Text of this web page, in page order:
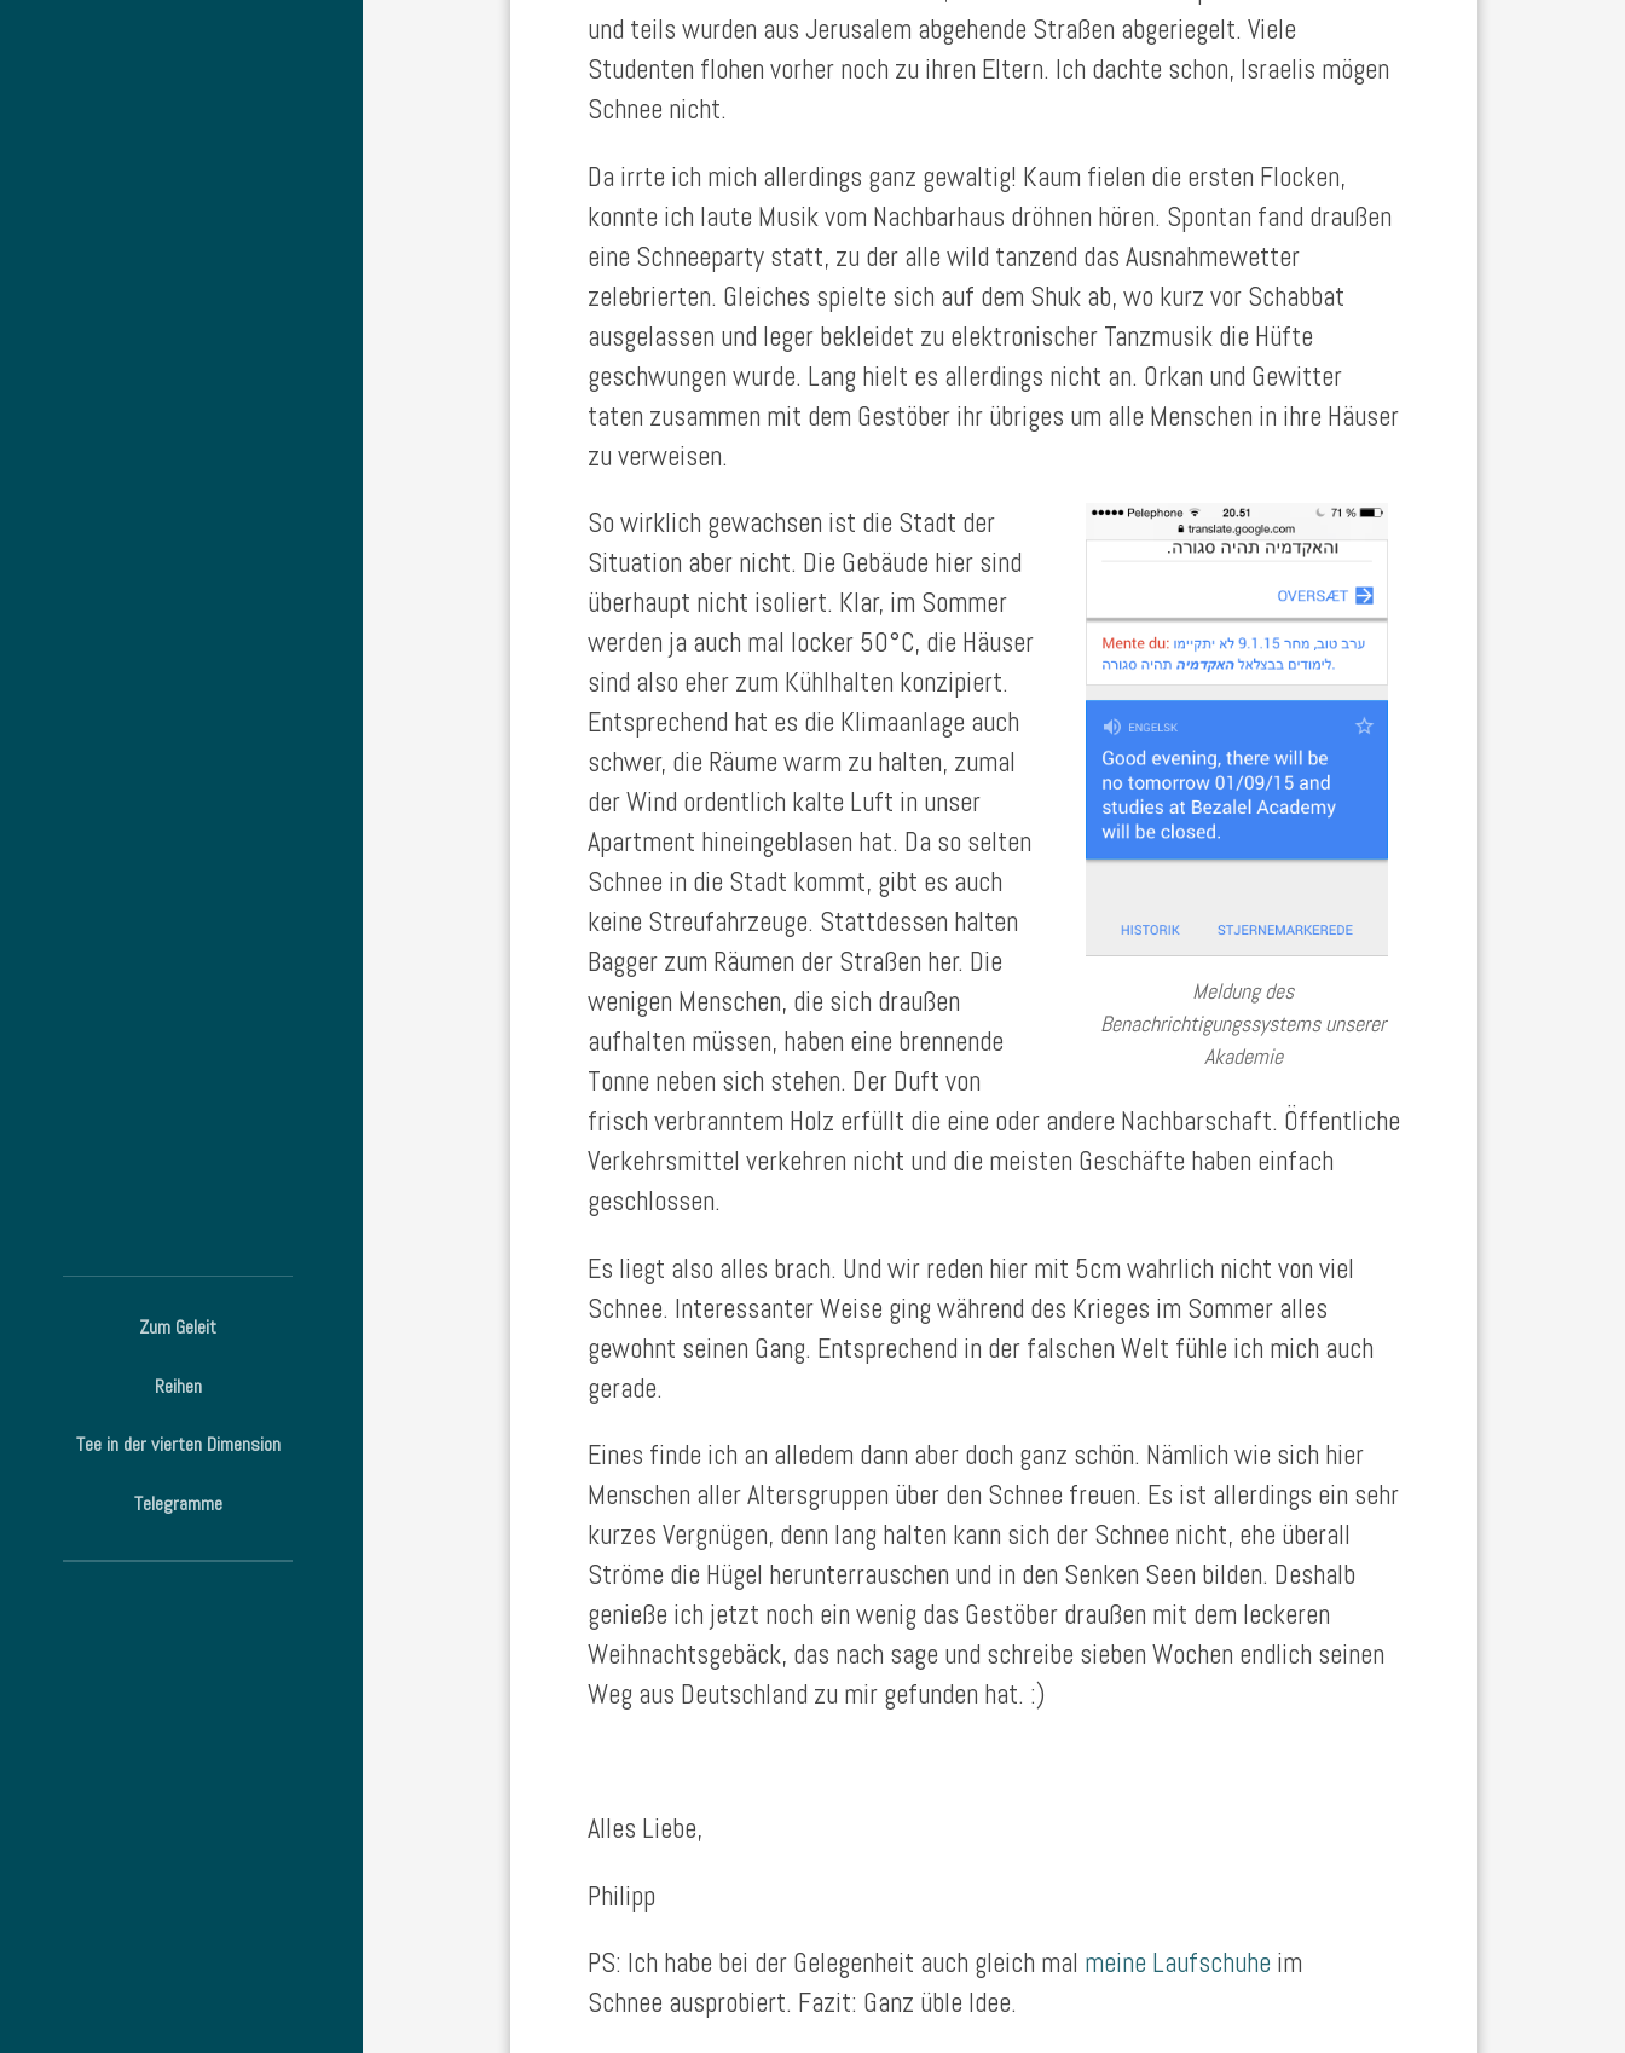
Zum Geleit
Reihen
Tee in der vierten Dimension
Telegramme
und teils wurden aus Jerusalem abgehende Straßen abgeriegelt. Viele
Studenten flohen vorher noch zu ihren Eltern. Ich dachte schon, Israelis mögen
Schnee nicht.
Da irrte ich mich allerdings ganz gewaltig! Kaum fielen die ersten Flocken,
konnte ich laute Musik vom Nachbarhaus dröhnen hören. Spontan fand draußen
eine Schneeparty statt, zu der alle wild tanzend das Ausnahmewetter
zelebrierten. Gleiches spielte sich auf dem Shuk ab, wo kurz vor Schabbat
ausgelassen und leger bekleidet zu elektronischer Tanzmusik die Hüfte
geschwungen wurde. Lang hielt es allerdings nicht an. Orkan und Gewitter
taten zusammen mit dem Gestöber ihr übriges um alle Menschen in ihre Häuser
zu verweisen.
Meldung des
Benachrichtigungssystems unserer
Akademie
So wirklich gewachsen ist die Stadt der
Situation aber nicht. Die Gebäude hier sind
überhaupt nicht isoliert. Klar, im Sommer
werden ja auch mal locker 50°C, die Häuser
sind also eher zum Kühlhalten konzipiert.
Entsprechend hat es die Klimaanlage auch
schwer, die Räume warm zu halten, zumal
der Wind ordentlich kalte Luft in unser
Apartment hineingeblasen hat. Da so selten
Schnee in die Stadt kommt, gibt es auch
keine Streufahrzeuge. Stattdessen halten
Bagger zum Räumen der Straßen her. Die
wenigen Menschen, die sich draußen
aufhalten müssen, haben eine brennende
Tonne neben sich stehen. Der Duft von
frisch verbranntem Holz erfüllt die eine oder andere Nachbarschaft. Öffentliche
Verkehrsmittel verkehren nicht und die meisten Geschäfte haben einfach
geschlossen.
Es liegt also alles brach. Und wir reden hier mit 5cm wahrlich nicht von viel
Schnee. Interessanter Weise ging während des Krieges im Sommer alles
gewohnt seinen Gang. Entsprechend in der falschen Welt fühle ich mich auch
gerade.
Eines finde ich an alledem dann aber doch ganz schön. Nämlich wie sich hier
Menschen aller Altersgruppen über den Schnee freuen. Es ist allerdings ein sehr
kurzes Vergnügen, denn lang halten kann sich der Schnee nicht, ehe überall
Ströme die Hügel herunterrauschen und in den Senken Seen bilden. Deshalb
genieße ich jetzt noch ein wenig das Gestöber draußen mit dem leckeren
Weihnachtsgebäck, das nach sage und schreibe sieben Wochen endlich seinen
Weg aus Deutschland zu mir gefunden hat. :)
Alles Liebe,
Philipp
PS: Ich habe bei der Gelegenheit auch gleich mal meine Laufschuhe im
Schnee ausprobiert. Fazit: Ganz üble Idee.